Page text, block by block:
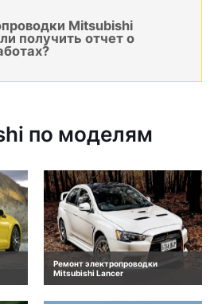
Mitsubishi
получить отчет о
по моделям
Ремонт электропроводки
Mitsubishi Lancer